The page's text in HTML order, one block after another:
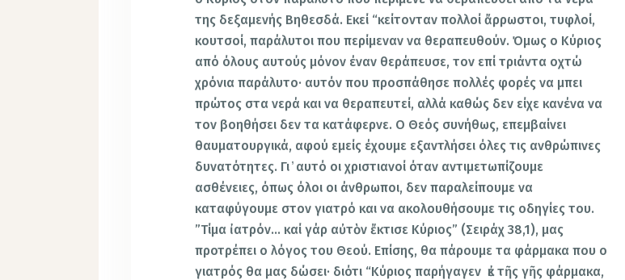
της δεξαμενής Βηθεσδά. Εκεί “κείτονταν πολλοί ἄρρωστοι, τυφλοί,
κουτσοί, παράλυτοι που περίμεναν να θεραπευθούν. Όμως ο Κύριος
από όλους αυτούς μόνον έναν θεράπευσε, τον επί τριάντα οχτώ
χρόνια παράλυτο· αυτόν που προσπάθησε πολλές φορές να μπει
πρώτος στα νερά και να θεραπευτεί, αλλά καθώς δεν είχε κανένα να
τον βοηθήσει δεν τα κατάφερνε. Ο Θεός συνήθως, επεμβαίνει
θαυματουργικά, αφού εμείς έχουμε εξαντλήσει όλες τις ανθρώπινες
δυνατότητες. Γι ̓ αυτό οι χριστιανοί όταν αντιμετωπίζουμε
ασθένειες, όπως όλοι οι άνθρωποι, δεν παραλείπουμε να
καταφύγουμε στον γιατρό και να ακολουθήσουμε τις οδηγίες του.
”Τίμα ἰατρόν… καί γάρ αὐτὸν ἔκτισε Κύριος” (Σειράχ 38,1), μας
προτρέπει ο λόγος του Θεού. Επίσης, θα πάρουμε τα φάρμακα που ο
γιατρός θα μας δώσει· διότι “Κύριος παρήγαγεν ἐκ τῆς γῆς φάρμακα,